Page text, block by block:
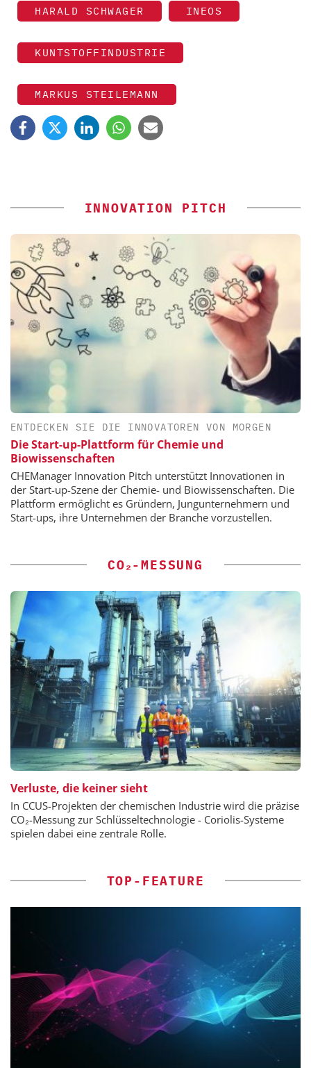
HARALD SCHWAGER INEOS
KUNTSTOFFINDUSTRIE
MARKUS STEILEMANN
INNOVATION PITCH
ENTDECKEN SIE DIE INNOVATOREN VON MORGEN
Die Start-up-Plattform für Chemie und
Biowissenschaften
CHEManager Innovation Pitch unterstützt Innovationen in
der Start-up-Szene der Chemie- und Biowissenschaften. Die
Plattform ermöglicht es Gründern, Jungunternehmern und
Start-ups, ihre Unternehmen der Branche vorzustellen.
CO₂-MESSUNG
Verluste, die keiner sieht
In CCUS-Projekten der chemischen Industrie wird die präzise
CO₂-Messung zur Schlüsseltechnologie - Coriolis-Systeme
spielen dabei eine zentrale Rolle.
TOP-FEATURE